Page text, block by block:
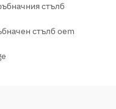
стълб
стълб oem